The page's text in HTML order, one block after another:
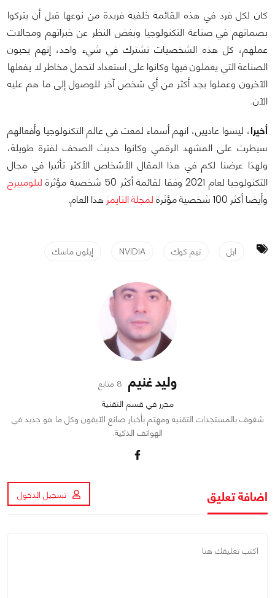
كان لكل فرد في هذه القائمة خلفية فريدة من نوعها قبل أن يتركوا
بصماتهم في صناعة التكنولوجيا وبغض النظر عن خبراتهم ومجالات
عملهم، كل هذه الشخصيات تشترك في شيء واحد، إنهم يحبون
الصناعة التي يعملون فيها وكانوا على استعداد لتحمل مخاطر لا يفعلها
الآخرون وعملوا بجد أكثر من أي شخص آخر للوصول إلى ما هم عليه
الآن.
أخيرا، ليسوا عاديين، انهم أسماء لمعت في عالم التكنولوجيا وأفعالهم
سيطرت على المشهد الرقمي وكانوا حديث الصحف لفترة طويلة،
ولهذا عرضنا لكم في هذا المقال الأشخاص الأكثر تأثيرا في مجال
التكنولوجيا لعام 2021 وفقا لقائمة أكثر 50 شخصية مؤثرة
لبلومبيرج
وأيضا أكثر 100 شخصية مؤثرة
لمجلة التايمز هذا العام.
ابل تيم كوك NVIDIA إيلون ماسك
وليد غنيم 8 متابع
محرر في قسم التقنية
شغوف بالمستجدات التقنية ومهتم بأخبار صانع الآيفون وكل ما هو جديد في
الهواتف الذكية.
اضافة تعليق تسجيل الدخول